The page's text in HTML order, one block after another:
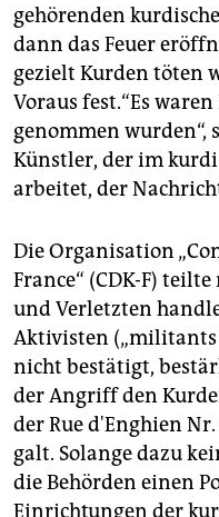
gehörenden
dann das Feuer
gezielt Kurden töten
Voraus fest.“Es
genommen wurden“,
Künstler, der im
arbeitet, der
Die Organisation
France“ (CDK-F)
und Verletzten
Aktivisten („militants
nicht bestätigt,
der Angriff den
der Rue d'Enghien
galt. Solange dazu
die Behörden einen
Einrichtungen der